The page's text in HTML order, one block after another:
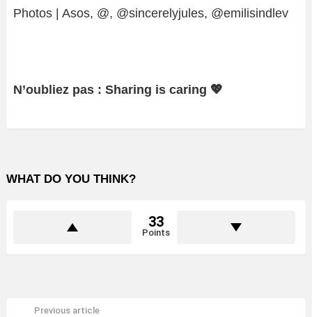
Photos | Asos, @, @sincerelyjules, @emilisindlev
N’oubliez pas : Sharing is caring 💖
WHAT DO YOU THINK?
33
Points
Previous article